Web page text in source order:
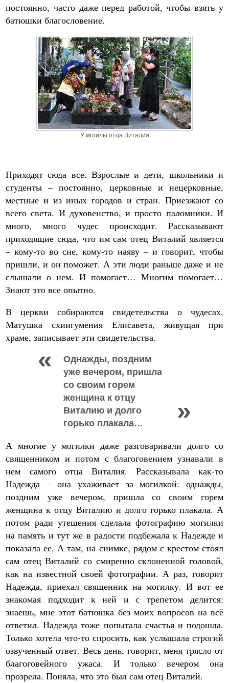
постоянно, часто даже перед работой, чтобы взять у
батюшки благословение.
У могилы отца Виталия
Приходят сюда все. Взрослые и дети, школьники и
студенты – постоянно, церковные и нецерковные,
местные и из иных городов и стран. Приезжают со
всего света. И духовенство, и просто паломники. И
много, много чудес происходит. Рассказывают
приходящие сюда, что им сам отец Виталий является
– кому-то во сне, кому-то наяву – и говорит, чтобы
пришли, и он поможет. А эти люди раньше даже и не
слышали о нем. И помогает… Многим помогает…
Знают это все опытно.
В церкви собираются свидетельства о чудесах.
Матушка схиигумения Елисавета, живущая при
храме, записывает эти свидетельства.
Однажды, поздним
уже вечером, пришла
со своим горем
женщина к отцу
Виталию и долго
горько плакала…
А многие у могилки даже разговаривали долго со
священником и потом с благоговением узнавали в
нем самого отца Виталия. Рассказывала как-то
Надежда – она ухаживает за могилкой: однажды,
поздним уже вечером, пришла со своим горем
женщина к отцу Виталию и долго горько плакала. А
потом ради утешения сделала фотографию могилки
на память и тут же в радости подбежала к Надежде и
показала ее. А там, на снимке, рядом с крестом стоял
сам отец Виталий со смиренно склоненной головой,
как на известной своей фотографии. А раз, говорит
Надежда, приехал священник на могилку. И вот ее
знакомая подходит к ней и с трепетом делится:
знаешь, мне этот батюшка без моих вопросов на всё
ответил. Надежда тоже попытала счастья и подошла.
Только хотела что-то спросить, как услышала строгий
озвученный ответ. Весь день, говорит, меня трясло от
благоговейного ужаса. И только вечером она
прозрела. Поняла, что это был сам отец Виталий.